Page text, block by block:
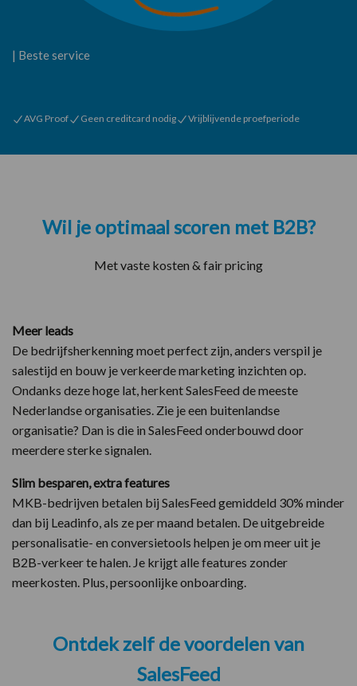
| Beste service
AVG Proof Geen creditcard nodig Vrijblijvende proefperiode
Wil je optimaal scoren met B2B?
Met vaste kosten & fair pricing
Meer leads
De bedrijfsherkenning moet perfect zijn, anders verspil je
salestijd en bouw je verkeerde marketing inzichten op.
Ondanks deze hoge lat, herkent SalesFeed de meeste
Nederlandse organisaties. Zie je een buitenlandse
organisatie? Dan is die in SalesFeed onderbouwd door
meerdere sterke signalen.
Slim besparen, extra features
MKB-bedrijven betalen bij SalesFeed gemiddeld 30% minder
dan bij Leadinfo, als ze per maand betalen. De uitgebreide
personalisatie- en conversietools helpen je om meer uit je
B2B-verkeer te halen. Je krijgt alle features zonder
meerkosten. Plus, persoonlijke onboarding.
Ontdek zelf de voordelen van
SalesFeed